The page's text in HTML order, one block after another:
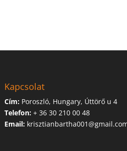
Kapcsolat
Cím: Poroszló, Hungary, Úttörő u 4
Telefon:+ 36 30 210 00 48
Email: